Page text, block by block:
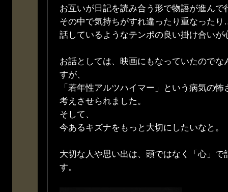
お互いが日記を読み合う形で物語が進んで
その中で気持ちがすれ違ったり重なった
話しているようなテンポの良い掛け合いが
お話としては、映画にもなっていたのでな
すが、
「若年性アルツハイマー」という病気の
考えさせられました。
そして、
今あるキズナをもっと大切にしたいなと。
大切な人や思い出は、頭ではなく「心」で
す。